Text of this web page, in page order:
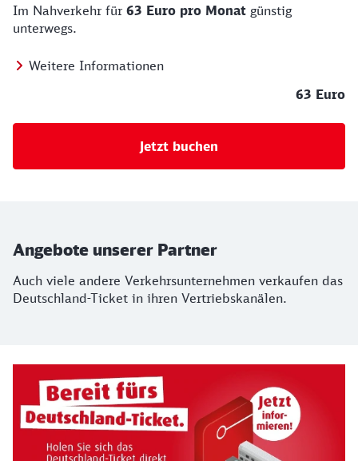
Im Nahverkehr für 63 Euro pro Monat günstig
unterwegs.
Weitere Informationen
63 Euro
Jetzt buchen
Angebote unserer Partner
Auch viele andere Verkehrsunternehmen verkaufen das
Deutschland-Ticket in ihren Vertriebskanälen.